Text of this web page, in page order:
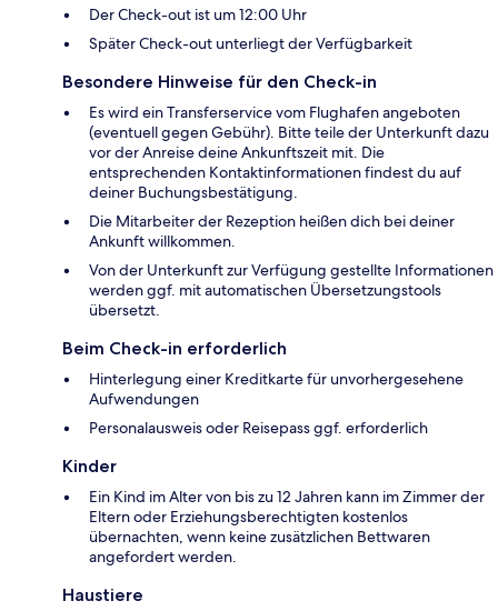
Der Check-out ist um 12:00 Uhr
Später Check-out unterliegt der Verfügbarkeit
Besondere Hinweise für den Check-in
Es wird ein Transferservice vom Flughafen angeboten
(eventuell gegen Gebühr). Bitte teile der Unterkunft dazu
vor der Anreise deine Ankunftszeit mit. Die
entsprechenden Kontaktinformationen findest du auf
deiner Buchungsbestätigung.
Die Mitarbeiter der Rezeption heißen dich bei deiner
Ankunft willkommen.
Von der Unterkunft zur Verfügung gestellte Informationen
werden ggf. mit automatischen Übersetzungstools
übersetzt.
Beim Check-in erforderlich
Hinterlegung einer Kreditkarte für unvorhergesehene
Aufwendungen
Personalausweis oder Reisepass ggf. erforderlich
Kinder
Ein Kind im Alter von bis zu 12 Jahren kann im Zimmer der
Eltern oder Erziehungsberechtigten kostenlos
übernachten, wenn keine zusätzlichen Bettwaren
angefordert werden.
Haustiere